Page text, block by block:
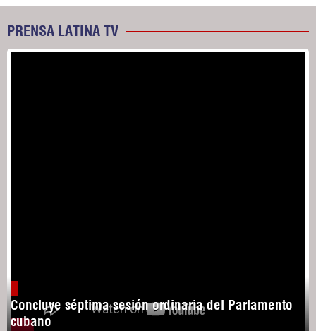
PRENSA LATINA TV
Concluye séptima sesión ordinaria del Parlamento
cubano